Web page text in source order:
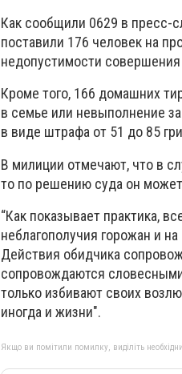
Как сообщили 0629 в пресс-
поставили 176 человек на
недопустимости
Кроме того, 166 домашних
в семье или невыполнение
в виде штрафа от 51 до 85
В милиции отмечают, что в
то по решению суда он может
“Как показывает практика,
неблагополучия горожан и
Действия обидчика
сопровождаются
только избивают своих
иногда и жизни".
Якщо ви помітили помилку, виділіть